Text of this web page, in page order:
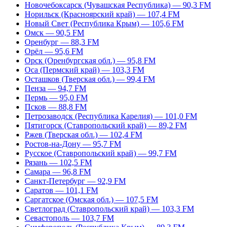
Новочебоксарск (Чувашская Республика) — 90,3 FM
Норильск (Красноярский край) — 107,4 FM
Новый Свет (Республика Крым) — 105,6 FM
Омск — 90,5 FM
Оренбург — 88,3 FM
Орёл — 95,6 FM
Орск (Оренбургская обл.) — 95,8 FM
Оса (Пермский край) — 103,3 FM
Осташков (Тверская обл.) — 99,4 FM
Пенза — 94,7 FM
Пермь — 95,0 FM
Псков — 88,8 FM
Петрозаводск (Республика Карелия) — 101,0 FM
Пятигорск (Ставропольский край) — 89,2 FM
Ржев (Тверская обл.) — 102,4 FM
Ростов-на-Дону — 95,7 FM
Русское (Ставропольский край) — 99,7 FM
Рязань — 102,5 FM
Самара — 96,8 FM
Санкт-Петербург — 92,9 FM
Саратов — 101,1 FM
Саргатское (Омская обл.) — 107,5 FM
Светлоград (Ставропольский край) — 103,3 FM
Севастополь — 103,7 FM